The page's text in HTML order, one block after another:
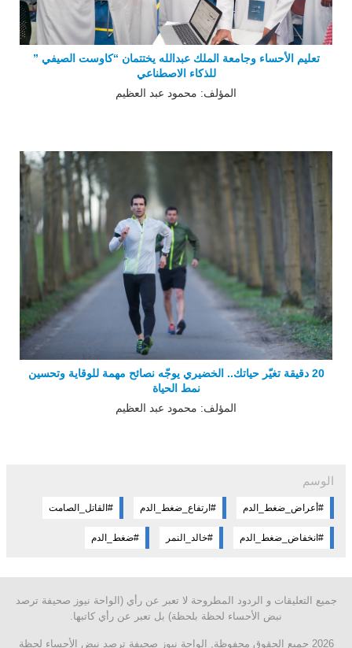
تعليم الأحساء وجامعة الملك عبدالله يختتمان “كاوست الصيفي ”
للذكاء الاصطناعي
المؤلف: محمود عبد العظيم
20 دقيقة تغيّر حياتك.. الخضيري يوجّه نصائح مهمة للوقاية وتحسين
نمط الحياة
المؤلف: محمود عبد العظيم
الوسم
#أعراض_ضغط_الدم #ارتفاع_ضغط_الدم #القاتل_الصامت
#انخفاض_ضغط_الدم #خالد_النمر #ضغط_الدم
جميع التعليقات و الردود المطروحة لا تعبر عن رأي (الواحة نيوز صحيفة ترصد
نبض الأحساء لحظة بلحظة) بل تعبر عن رأي كاتبها.
2026 جميع الحقوق محفوظة, الواحة نيوز صحيفة ترصد نبض الأحساء لحظة